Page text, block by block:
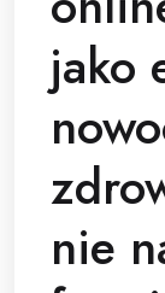
jako
nie